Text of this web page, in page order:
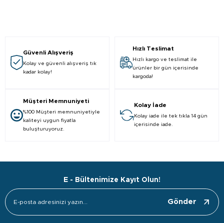
Güvenli Alışveriş
Kolay ve güvenli alışveriş tık
kadar kolay!
Hızlı Teslimat
Hızlı kargo ve teslimat ile
ürünler bir gün içerisinde
kargoda!
Müşteri Memnuniyeti
%100 Müşteri memnuniyetiyle
kaliteyi uygun fiyatla
buluşturuyoruz.
Kolay İade
Kolay iade ile tek tıkla 14 gün
içerisinde iade.
E - Bültenimize Kayıt Olun!
Gönder